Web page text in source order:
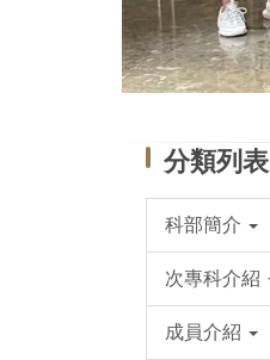
分類列表
科部簡介
次專科介紹
成員介紹